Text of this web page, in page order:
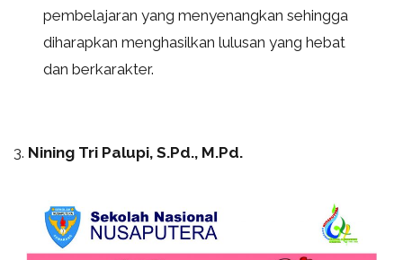
pembelajaran yang menyenangkan sehingga
diharapkan menghasilkan lulusan yang hebat
dan berkarakter.
3. Nining Tri Palupi, S.Pd., M.Pd.